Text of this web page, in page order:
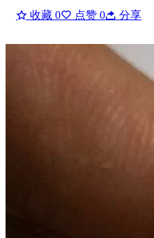
收藏 0 点赞 0 分享